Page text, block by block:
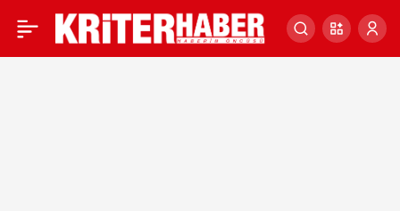
KARA KUTULAR YERLİ VE 0